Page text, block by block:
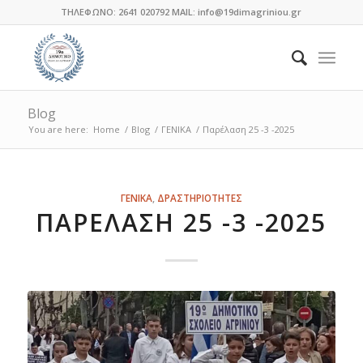
ΤΗΛΕΦΩΝΟ: 2641 020792 MAIL: info@19dimagriniou.gr
Blog
You are here: Home / Blog / ΓΕΝΙΚΑ / Παρέλαση 25 -3 -2025
ΓΕΝΙΚΑ, ΔΡΑΣΤΗΡΙΟΤΗΤΕΣ
ΠΑΡΈΛΑΣΗ 25 -3 -2025